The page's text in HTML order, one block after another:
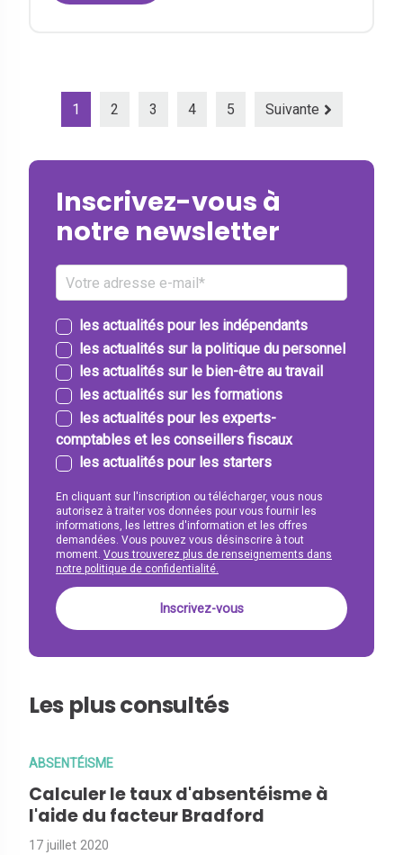
1 2 3 4 5 Suivante
Inscrivez-vous à
notre newsletter
les actualités pour les indépendants
les actualités sur la politique du personnel
les actualités sur le bien-être au travail
les actualités sur les formations
les actualités pour les experts-
comptables et les conseillers fiscaux
les actualités pour les starters
En cliquant sur l'inscription ou télécharger, vous nous
autorisez à traiter vos données pour vous fournir les
informations, les lettres d'information et les offres
demandées. Vous pouvez vous désinscrire à tout
moment. Vous trouverez plus de renseignements dans
notre politique de confidentialité.
Les plus consultés
ABSENTÉISME
Calculer le taux d'absentéisme à
l'aide du facteur Bradford
17 juillet 2020